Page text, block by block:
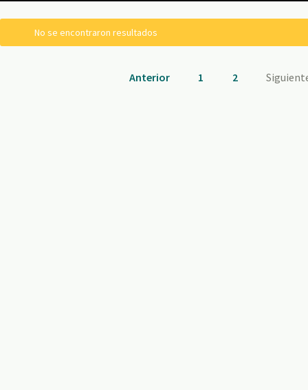
No se encontraron resultados
Anterior 1 2